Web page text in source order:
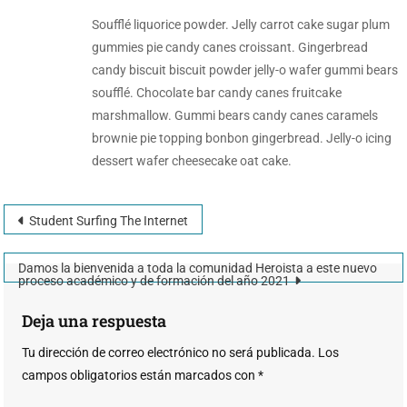
Soufflé liquorice powder. Jelly carrot cake sugar plum
gummies pie candy canes croissant. Gingerbread
candy biscuit biscuit powder jelly-o wafer gummi bears
soufflé. Chocolate bar candy canes fruitcake
marshmallow. Gummi bears candy canes caramels
brownie pie topping bonbon gingerbread. Jelly-o icing
dessert wafer cheesecake oat cake.
Student Surfing The Internet
Damos la bienvenida a toda la comunidad Heroista a este nuevo
proceso académico y de formación del año 2021
Deja una respuesta
Tu dirección de correo electrónico no será publicada. Los
campos obligatorios están marcados con*